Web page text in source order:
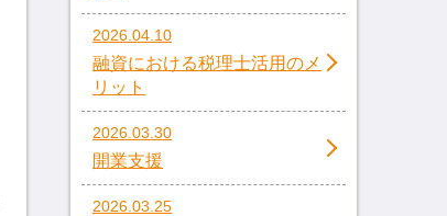
2026.04.10
融資における税理士活用のメ
リット
2026.03.30
開業支援
2026.03.25